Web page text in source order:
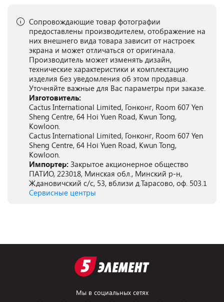
Сопровождающие товар фотографии
предоставлены производителем, отображение на
них внешнего вида товара зависит от настроек
экрана и может отличаться от оригинала.
Производитель может изменять дизайн,
технические характеристики и комплектацию
изделия без уведомления об этом продавца.
Уточняйте важные для Вас параметры при заказе.
Изготовитель:
Cactus International Limited, Гонконг, Room 607 Yen
Sheng Centre, 64 Hoi Yuen Road, Kwun Tong,
Kowloon.
Cactus International Limited, Гонконг, Room 607 Yen
Sheng Centre, 64 Hoi Yuen Road, Kwun Tong,
Kowloon.
Импортер: Закрытое акционерное общество
ПАТИО, 223018, Минская обл., Минский р-н,
Ждановичский с/с, 53, вблизи д.Тарасово, оф. 503.1
Сервисные центры
Мы в социальных сетях